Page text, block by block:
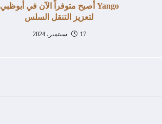
Yango أصبح متوفراً الآن في أبوظبي
لتعزيز التنقل السلس
17 سبتمبر، 2024